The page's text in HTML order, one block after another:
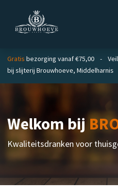
Gratis bezorging vanaf €75,00 -
bij slijterij Brouwhoeve, Middelharnis
Welkom bij
Kwaliteitsdranken voor